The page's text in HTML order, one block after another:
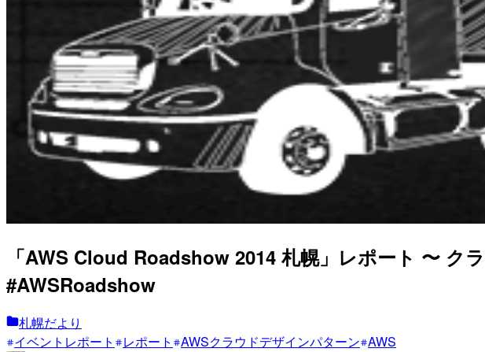
「AWS Cloud Roadshow 2014 札幌」レポート 〜
#AWSRoadshow
札幌だより
イベントレポート
レポート AWSクラウドデザインパターン AWS